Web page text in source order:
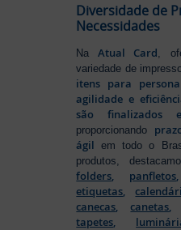
Diversidade de
Necessidades
NaAtual Card ,
variedade de
itens para
agilidade e
são finalizados
proporcionando
ágil em todo o
produtos,
folders, panfletos
etiquetas,
canecas,canetas,
tapetes,